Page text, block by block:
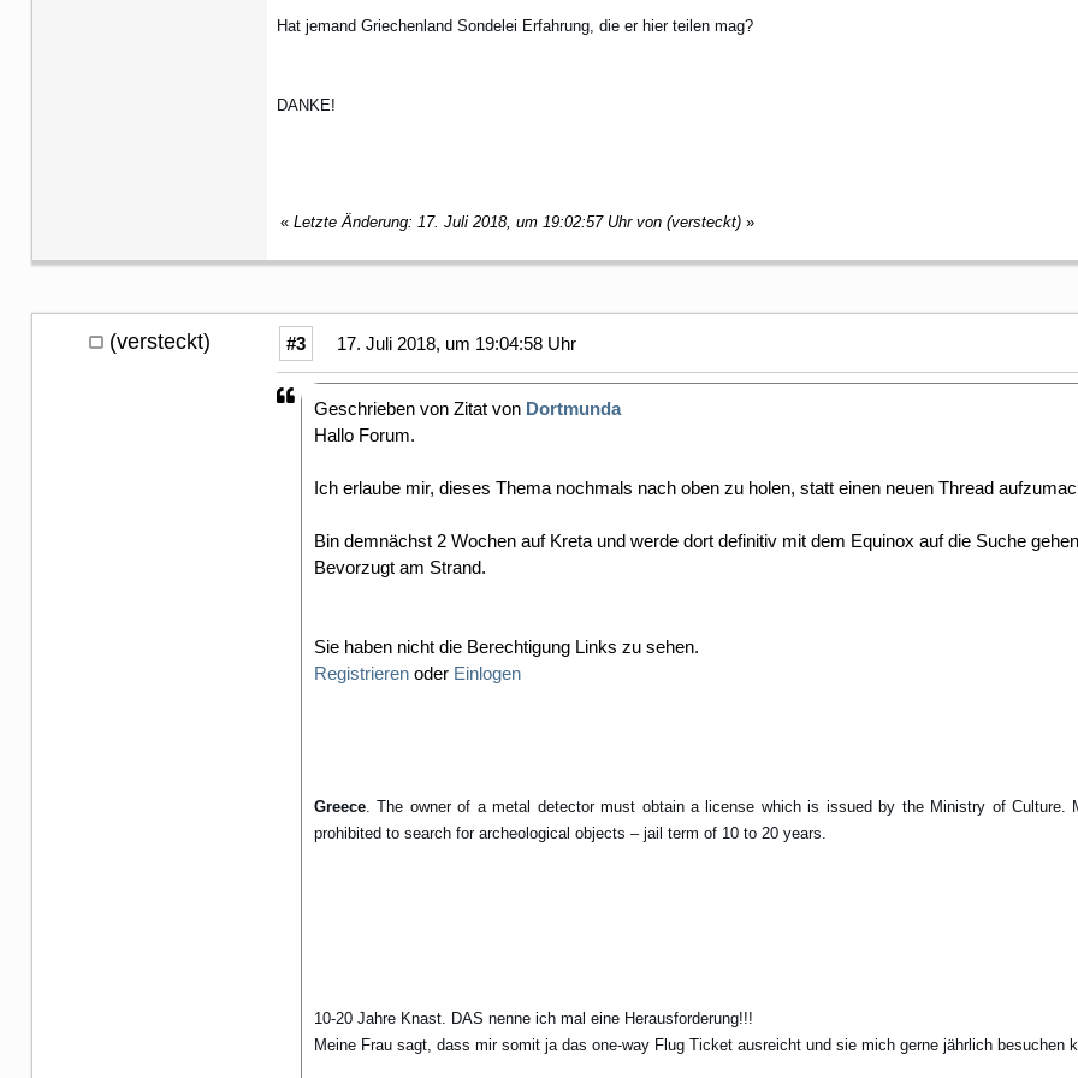
Hat jemand Griechenland Sondelei Erfahrung, die er hier teilen mag?
DANKE!
« Letzte Änderung: 17. Juli 2018, um 19:02:57 Uhr von (versteckt) »
(versteckt) #3 17. Juli 2018, um 19:04:58 Uhr
Geschrieben von Zitat von Dortmunda
Hallo Forum.
Ich erlaube mir, dieses Thema nochmals nach oben zu holen, statt einen neuen Thread
Bin demnächst 2 Wochen auf Kreta und werde dort definitiv mit dem Equinox auf die Suche
Bevorzugt am Strand.
Sie haben nicht die Berechtigung Links zu sehen.
Registrieren oder Einlogen
Greece . The owner of a metal detector must obtain a license which is issued by the Ministry of Culture.
prohibited to search for archeological objects – jail term of 10 to 20 years.
10-20 Jahre Knast. DAS nenne ich mal eine Herausforderung!!!
Meine Frau sagt, dass mir somit ja das one-way Flug Ticket ausreicht und sie mich gerne jährlich besuchen